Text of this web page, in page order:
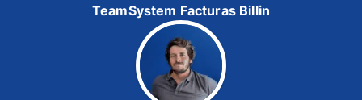
TeamSystem Facturas Billin